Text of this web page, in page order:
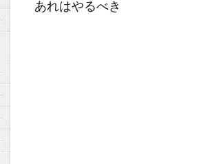
あれはやるべき